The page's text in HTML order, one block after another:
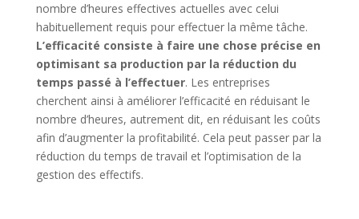
nombre d’heures effectives actuelles avec celui
habituellement requis pour effectuer la même tâche.
L’efficacité consiste à faire une chose précise en
optimisant sa production par la réduction du
temps passé à l’effectuer. Les entreprises
cherchent ainsi à améliorer l’efficacité en réduisant le
nombre d’heures, autrement dit, en réduisant les coûts
afin d’augmenter la profitabilité. Cela peut passer par la
réduction du temps de travail et l’optimisation de la
gestion des effectifs.